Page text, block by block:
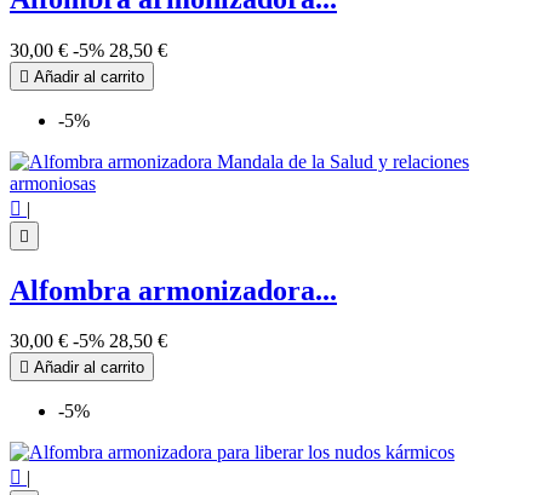
30,00 € -5% 28,50 €
 Añadir al carrito
-5%
 |

Alfombra armonizadora...
30,00 € -5% 28,50 €
 Añadir al carrito
-5%
